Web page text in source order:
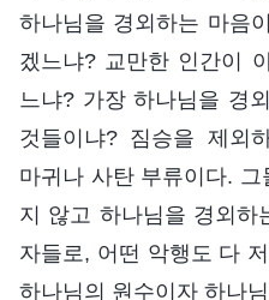
하나님을 경외하는 마음
겠느냐? 교만한 인간이
느냐? 가장 하나님을 경
것들이냐? 짐승을 제외
마귀나 사탄 부류이다.
지 않고 하나님을 경외하
자들로, 어떤 악행도 다
하나님의 원수이자 하나